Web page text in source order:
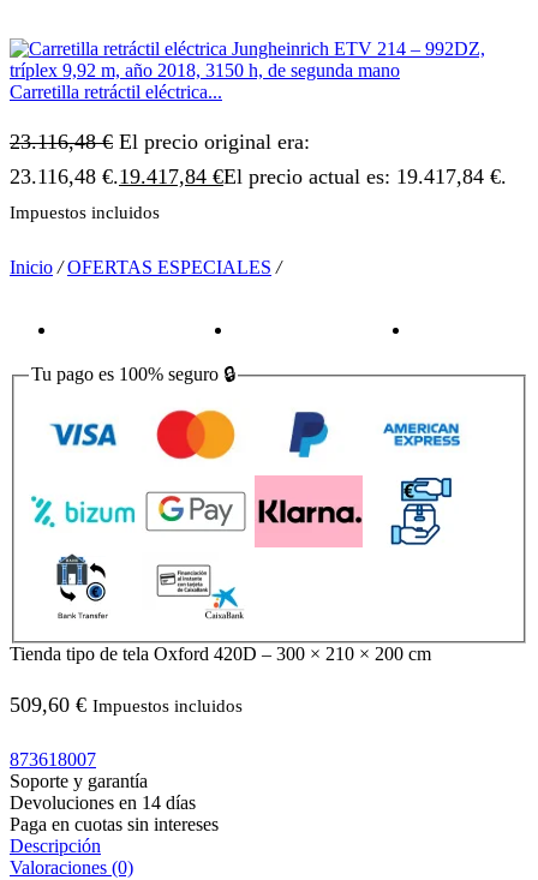
Carretilla retráctil eléctrica...
23.116,48€ El precio original era:
23.116,48 €.19.417,84 €El precio actual es: 19.417,84 €.
Impuestos incluidos
Inicio / OFERTAS ESPECIALES /
Tu pago es 100% seguro 🔒
Tienda tipo de tela Oxford 420D – 300 × 210 × 200 cm
509,60 € Impuestos incluidos
873618007
Soporte y garantía
Devoluciones en 14 días
Paga en cuotas sin intereses
Descripción
Valoraciones (0)